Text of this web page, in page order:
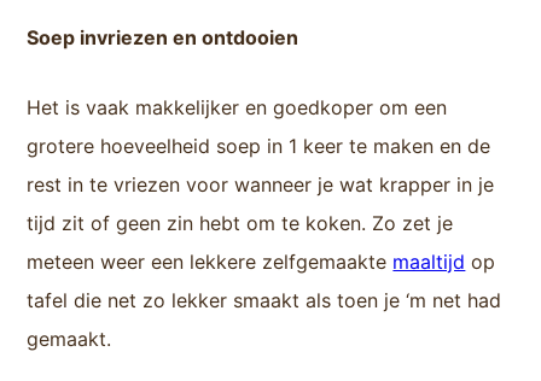
Soep invriezen en ontdooien
Het is vaak makkelijker en goedkoper om een
grotere hoeveelheid soep in 1 keer te maken en de
rest in te vriezen voor wanneer je wat krapper in je
tijd zit of geen zin hebt om te koken. Zo zet je
meteen weer een lekkere zelfgemaakte maaltijd op
tafel die net zo lekker smaakt als toen je ‘m net had
gemaakt.